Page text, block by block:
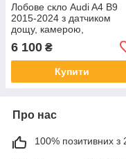
Лобове скло Audi A4 B9
2015-2024 з датчиком
дощу, камерою,
кріпленням, молдингом -
Ауді А4
6 100 ₴
Купити
Про нас
100% позитивних з